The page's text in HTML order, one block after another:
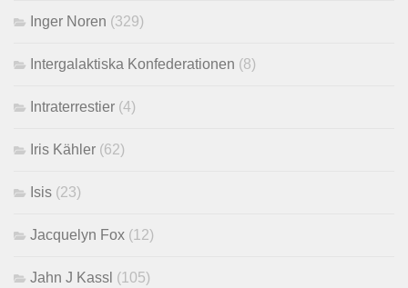
Inger Noren (329)
Intergalaktiska Konfederationen (8)
Intraterrestier (4)
Iris Kähler (62)
Isis (23)
Jacquelyn Fox (12)
Jahn J Kassl (105)